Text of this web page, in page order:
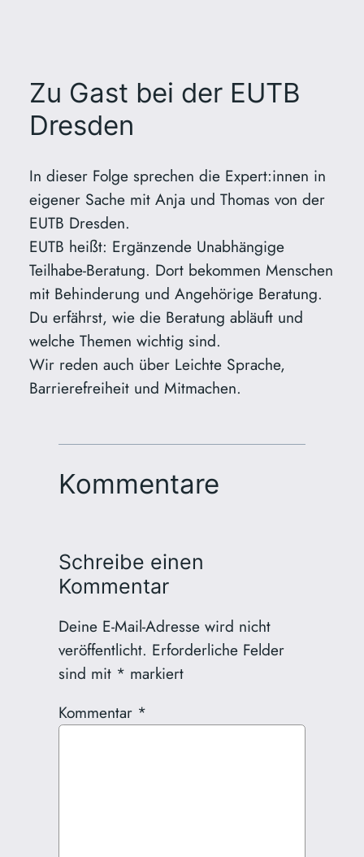
Zu Gast bei der EUTB
Dresden
In dieser Folge sprechen die Expert:innen in
eigener Sache mit Anja und Thomas von der
EUTB Dresden.
EUTB heißt: Ergänzende Unabhängige
Teilhabe-Beratung. Dort bekommen Menschen
mit Behinderung und Angehörige Beratung.
Du erfährst, wie die Beratung abläuft und
welche Themen wichtig sind.
Wir reden auch über Leichte Sprache,
Barrierefreiheit und Mitmachen.
Kommentare
Schreibe einen
Kommentar
Deine E-Mail-Adresse wird nicht
veröffentlicht. Erforderliche Felder
sind mit * markiert
Kommentar *